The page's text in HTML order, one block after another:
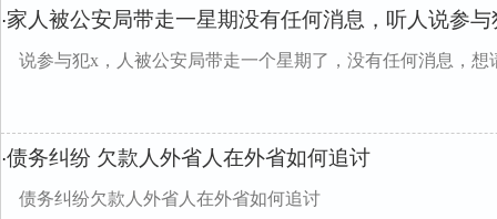
·家人被公安局带走一星期没有任何消息，听人说参与
说参与犯x，人被公安局带走一个星期了，没有任何消息，想
·债务纠纷 欠款人外省人在外省如何追讨
债务纠纷欠款人外省人在外省如何追讨